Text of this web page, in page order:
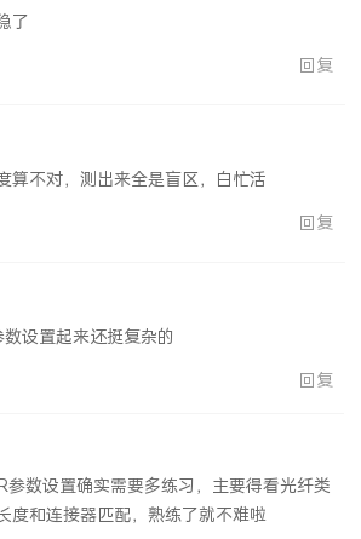
了
回复
算不对，测出来全是盲区，白忙活
回复
数设置起来还挺复杂的
回复
参数设置确实需要多练习，主要得看光纤类
度和连接器匹配，熟练了就不难啦